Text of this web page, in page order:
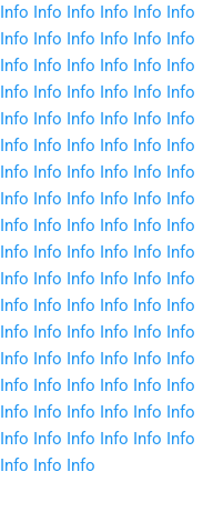
Info Info Info Info Info Info
Info Info Info Info Info Info
Info Info Info Info Info Info
Info Info Info Info Info Info
Info Info Info Info Info Info
Info Info Info Info Info Info
Info Info Info Info Info Info
Info Info Info Info Info Info
Info Info Info Info Info Info
Info Info Info Info Info Info
Info Info Info Info Info Info
Info Info Info Info Info Info
Info Info Info Info Info Info
Info Info Info Info Info Info
Info Info Info Info Info Info
Info Info Info Info Info Info
Info Info Info Info Info Info
Info Info Info